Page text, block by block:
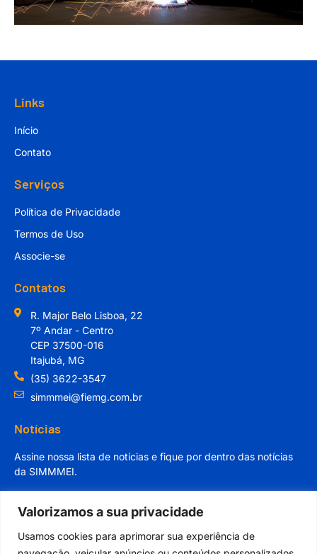
Valorizamos a sua privacidade
Usamos cookies para aprimorar sua experiência de
Links
Início
Contato
Serviços
Política de Privacidade
Termos de Uso
Associe-se
Contatos
R. Major Belo Lisboa, 22
7º Andar - Centro
CEP 37500-016
Itajubá, MG
(35) 3622-3547
simmmei@fiemg.com.br
Notícias
Assine nossa lista de notícias e fique por dentro das notícias
da SIMMMEI.